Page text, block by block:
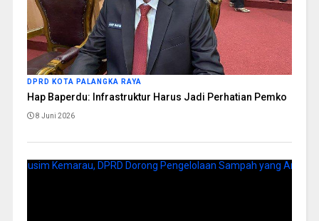
DPRD KOTA PALANGKA RAYA
Hap Baperdu: Infrastruktur Harus Jadi Perhatian Pemko
8 Juni 2026